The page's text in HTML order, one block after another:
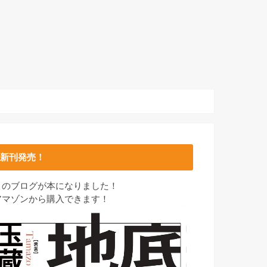
新刊発売！
のブログが本になりました！
マゾンから購入できます！